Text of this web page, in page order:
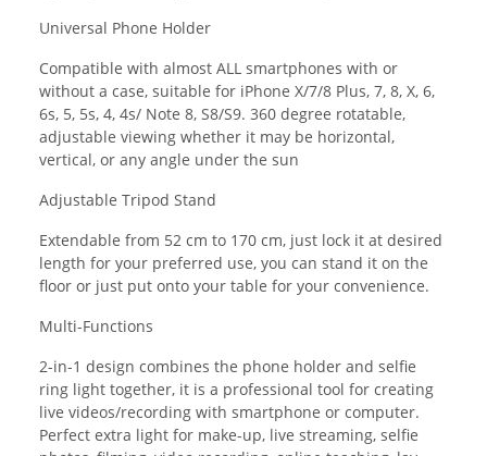
Universal Phone Holder
Compatible with almost ALL smartphones with or
without a case, suitable for iPhone X/7/8 Plus, 7, 8, X, 6,
6s, 5, 5s, 4, 4s/ Note 8, S8/S9. 360 degree rotatable,
adjustable viewing whether it may be horizontal,
vertical, or any angle under the sun
Adjustable Tripod Stand
Extendable from 52 cm to 170 cm, just lock it at desired
length for your preferred use, you can stand it on the
floor or just put onto your table for your convenience.
Multi-Functions
2-in-1 design combines the phone holder and selfie
ring light together, it is a professional tool for creating
live videos/recording with smartphone or computer.
Perfect extra light for make-up, live streaming, selfie